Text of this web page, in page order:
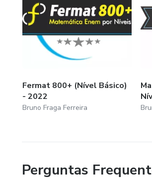
Fermat 800+ (Nível Básico)
- 2022
Bruno Fraga Ferreira
Perguntas